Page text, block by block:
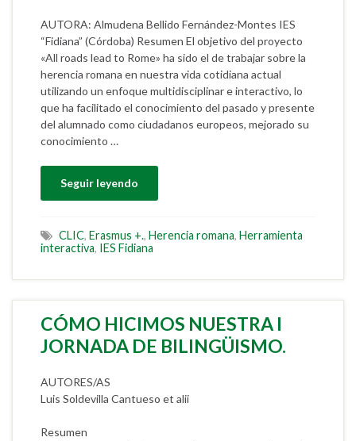
AUTORA: Almudena Bellido Fernández-Montes IES
“Fidiana” (Córdoba) Resumen El objetivo del proyecto
«All roads lead to Rome» ha sido el de trabajar sobre la
herencia romana en nuestra vida cotidiana actual
utilizando un enfoque multidisciplinar e interactivo, lo
que ha facilitado el conocimiento del pasado y presente
del alumnado como ciudadanos europeos, mejorado su
conocimiento …
Seguir leyendo
CLIC, Erasmus +., Herencia romana, Herramienta
interactiva, IES Fidiana
CÓMO HICIMOS NUESTRA I
JORNADA DE BILINGÜISMO.
AUTORES/AS
Luis Soldevilla Cantueso et alii
Resumen